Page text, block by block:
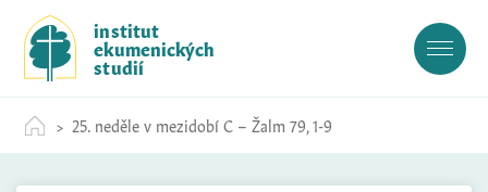
c
institut
ekumenických
studií
25. neděle v mezidobí C – Žalm 79, 1-9